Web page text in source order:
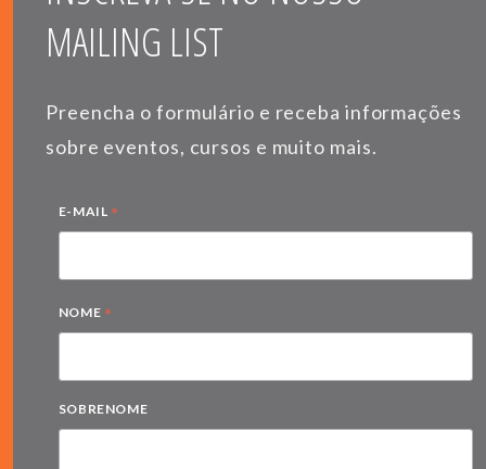
MAILING LIST
Preencha o formulário e receba informações
sobre eventos, cursos e muito mais.
E-MAIL *
NOME *
SOBRENOME